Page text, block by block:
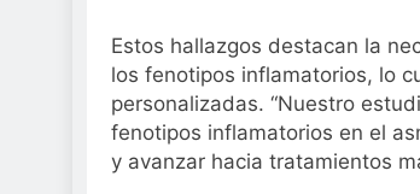
Estos hallazgos destacan la
los fenotipos inflamatorios, lo
personalizadas. “Nuestro
fenotipos inflamatorios en el
y avanzar hacia tratamientos